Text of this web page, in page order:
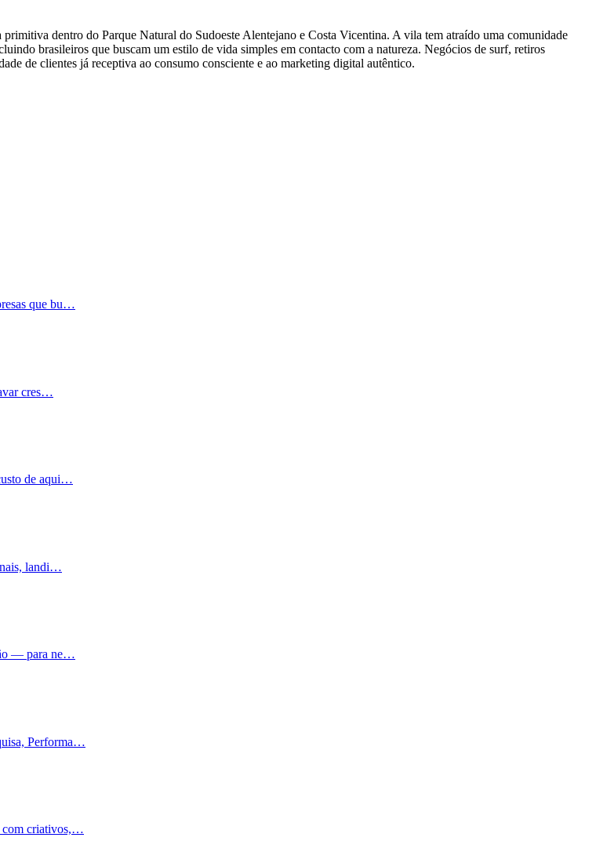
dentro do Parque Natural do Sudoeste Alentejano e Costa Vicentina. A vila tem atraído uma comunidade
brasileiros que buscam um estilo de vida simples em contacto com a natureza. Negócios de surf, retiros
de clientes já receptiva ao consumo consciente e ao marketing digital autêntico.
que bu…
cres…
de aqui…
landi…
— para ne…
Performa…
com criativos,…